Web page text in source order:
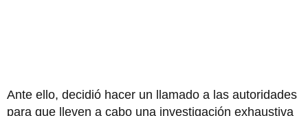
Ante ello, decidió hacer un llamado a las autoridades
para que lleven a cabo una investigación exhaustiva